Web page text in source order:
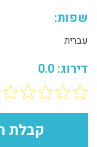
שפות:
עברית
דירוג: 0.0
קבלת